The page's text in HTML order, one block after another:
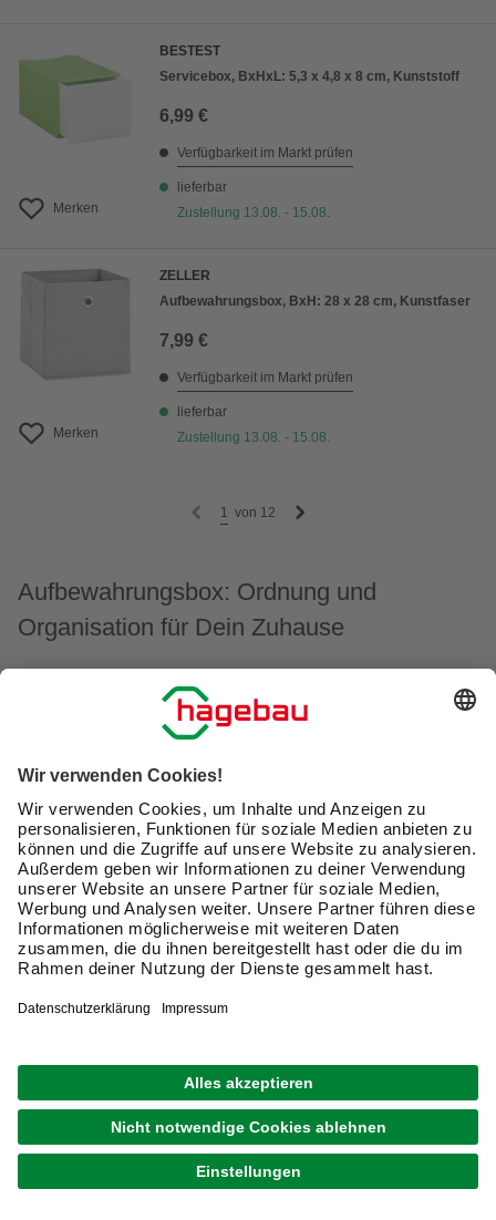
Merken
BESTEST
Servicebox, BxHxL: 5,3 x 4,8 x 8 cm, Kunststoff
6,99 €
Verfügbarkeit im Markt prüfen
lieferbar
Zustellung 13.08. - 15.08.
Merken
ZELLER
Aufbewahrungsbox, BxH: 28 x 28 cm, Kunstfaser
7,99 €
Verfügbarkeit im Markt prüfen
lieferbar
Zustellung 13.08. - 15.08.
1 von 12
Aufbewahrungsbox: Ordnung und
Organisation für Dein Zuhause
Eine praktische Aufbewahrungsbox ist der Schlüssel zu
einem aufgeräumten und organisierten Zuhause. Ob für
den Haushalt, die Küche, das Büro, die Werkstatt oder den
Keller – die richtige Box zum Aufbewahren schafft
sicher verstaut und jederzeit griffbereit sind. In unserem
umfangreichen Sortiment findest Du hochwertige
Lösungen aus Kunststoff, Holz, Metall oder modernen
Stoffen, die sich für jeden Raum eignen. Moderne
Verstauboxen und Aufbewahrungsbehälter kombinieren
Funktionalität mit ansprechendem Design und bieten
vielseitige Einsatzmöglichkeiten. Von kleinen
Allzweckbehältern für Kleinteile bis hin zu großen
macht Dein Leben einfacher und übersichtlicher. Entdecke
die Vielfalt an Materialien, Größen und
Ausstattungsmerkmalen, die Dir helfen, jeden Gegenstand
an seinem perfekten Platz zu bewahren.